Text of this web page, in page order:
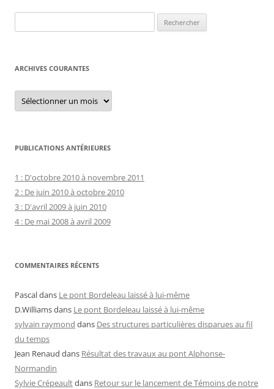
ARCHIVES COURANTES
Archives
courantes
PUBLICATIONS ANTÉRIEURES
1 : D'octobre 2010 à novembre 2011
2 : De juin 2010 à octobre 2010
3 : D'avril 2009 à juin 2010
4 : De mai 2008 à avril 2009
COMMENTAIRES RÉCENTS
Pascaldans Le pont Bordeleau laissé à lui-même
D.Williamsdans Le pont Bordeleau laissé à lui-même
sylvain raymond dans Des structures particulières disparues au fil
du temps
Jean Renaud dans Résultat des travaux au pont Alphonse-
Normandin
Sylvie Crépeaultdans Retour sur le lancement de Témoins de notre